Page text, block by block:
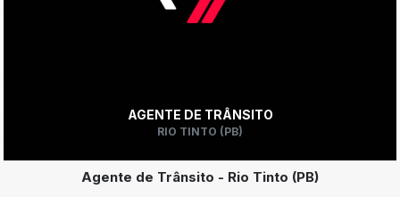
AGENTE DE TRÂNSITO
RIO TINTO (PB)
Agente de Trânsito - Rio Tinto (PB)